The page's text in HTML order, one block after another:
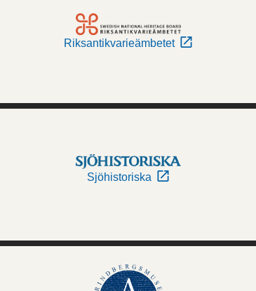
Riksantikvarieämbetet
Sjöhistoriska